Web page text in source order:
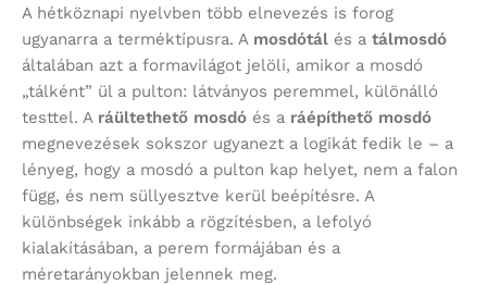
A hétköznapi nyelvben több elnevezés is forog
ugyanarra a terméktípusra. A mosdótál és a tálmosdó
általában azt a formavilágot jelöli, amikor a mosdó
„tálként” ül a pulton: látványos peremmel, különálló
testtel. A ráültethető mosdó és a ráépíthető mosdó
megnevezések sokszor ugyanezt a logikát fedik le – a
lényeg, hogy a mosdó a pulton kap helyet, nem a falon
függ, és nem süllyesztve kerül beépítésre. A
különbségek inkább a rögzítésben, a lefolyó
kialakításában, a perem formájában és a
méretarányokban jelennek meg.